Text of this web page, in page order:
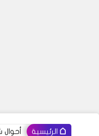
الرئيسية